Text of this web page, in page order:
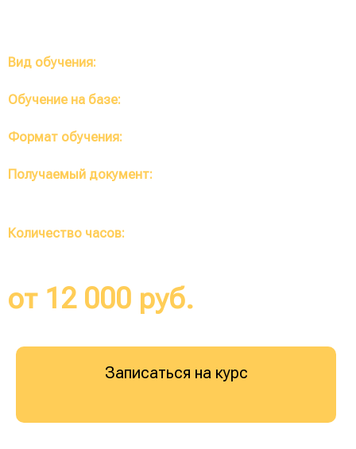
Вид обучения:
Обучение на базе:
Формат обучения:
Получаемый документ:
Количество часов:
от 12 000 руб.
Записаться на курс